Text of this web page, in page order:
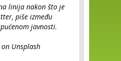
linija nakon što je
piše između
javnosti.
Unsplash